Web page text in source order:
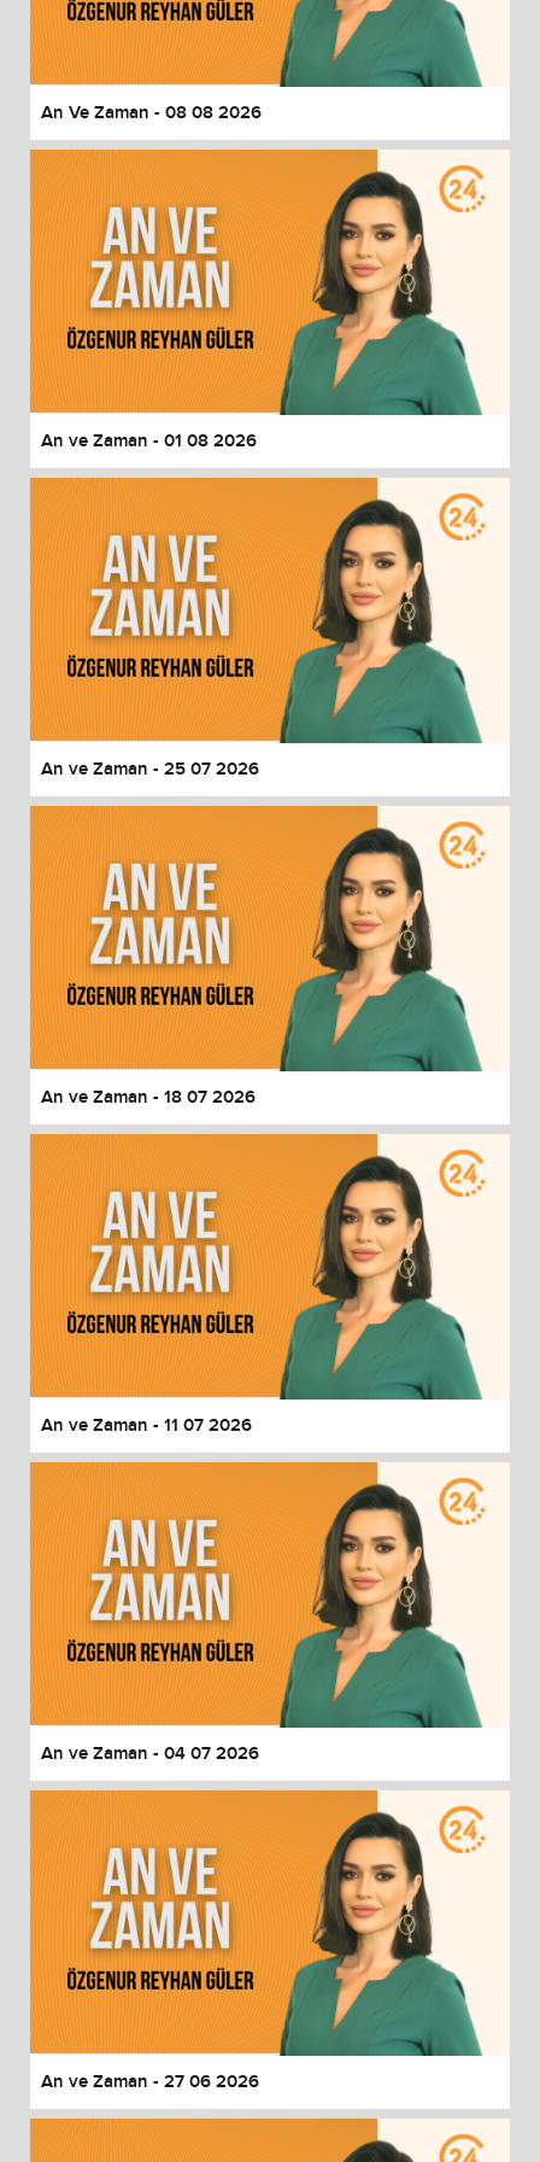
End of dialog window.
An Ve Zaman - 08 08 2026
An ve Zaman - 01 08 2026
An ve Zaman - 25 07 2026
An ve Zaman - 18 07 2026
An ve Zaman - 11 07 2026
An ve Zaman - 04 07 2026
An ve Zaman - 27 06 2026